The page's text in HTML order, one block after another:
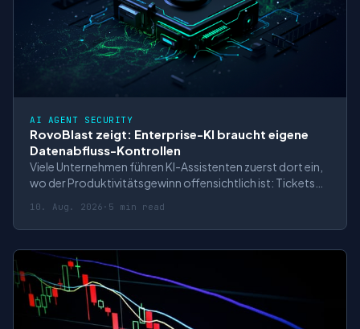
AI AGENT SECURITY
RovoBlast zeigt: Enterprise-KI braucht eigene
Datenabfluss-Kontrollen
Viele Unternehmen führen KI-Assistenten zuerst dort ein,
wo der Produktivitätsgewinn offensichtlich ist: Tickets
Projektstände erklären, Aufgaben vorbereiten. Genau
dort liegt aber auch das Sicherheitsproblem. Ein Assistent
wie Atlassian Rovo arbeitet n
10. Aug. 2026 · 5 min read